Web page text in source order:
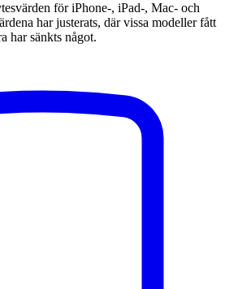
för iPhone-, iPad-, Mac- och
har justerats, där vissa modeller fått
har sänkts något.